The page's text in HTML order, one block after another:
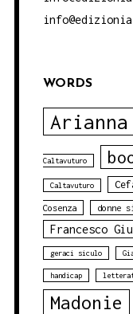
WORDS
Caltavuturo
Caltavuturo
Cosenza donne
Francesco
geraci siculo
handicap
Madonie